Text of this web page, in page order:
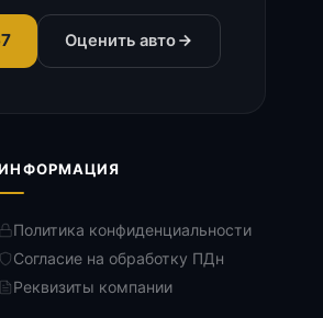
Оценить авто
Политика конфиденциальности
Согласие на обработку ПДн
Реквизиты компании